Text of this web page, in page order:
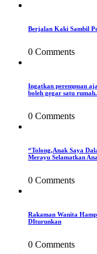
Berjalan Kaki Sambil
0 Comments
Ingatkan perempuan
boleh gegar satu rumah.
0 Comments
“Tolong,Anak Saya
Merayu Selamatkan
0 Comments
Rakaman Wanita
DIturunkan
0 Comments